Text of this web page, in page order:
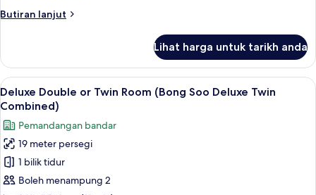
Soo
Butiran lanjut
Butiran
Double
Room
(Bong
Soo
Queen)
Lihat harga untuk tarikh anda
Lihat
semua
foto
untuk
Deluxe
Double
or
Deluxe Double or Twin Room (Bong
1
Deluxe Double or Twin Room (Bong Soo Deluxe Twin
Combined)
Pemandangan bandar
19 meter persegi
1 bilik tidur
Boleh menampung 2